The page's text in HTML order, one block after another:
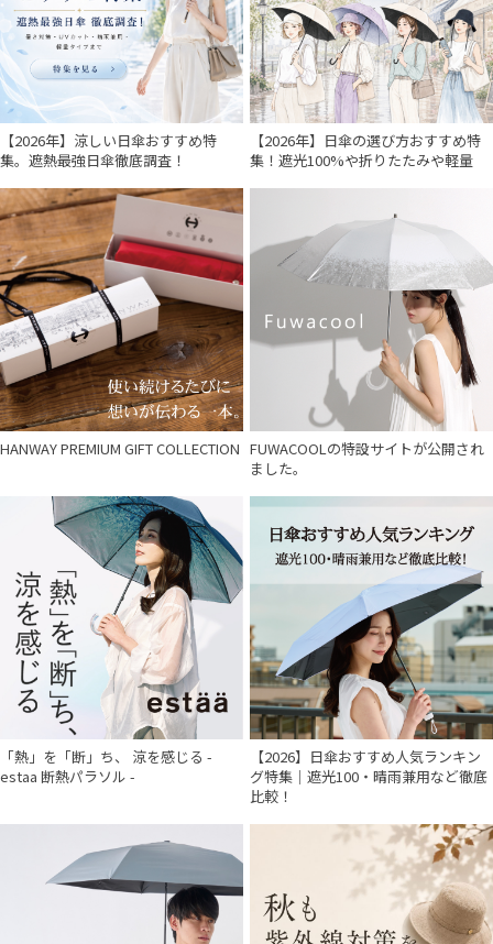
価格・割引率
在庫表示
販売状況
入荷状況
【2026年】涼しい日傘おすすめ特
集。遮熱最強日傘徹底調査！
【2026年】日傘の選び方おすすめ特
集！遮光100%や折りたたみや軽量
HANWAY PREMIUM GIFT COLLECTION FUWACOOLの特設サイトが公開され
ました。
「熱」を「断」ち、 涼を感じる -
estaa 断熱パラソル -
【2026】日傘おすすめ人気ランキン
グ特集｜遮光100・晴雨兼用など徹底
比較！